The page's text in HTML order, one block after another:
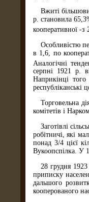
Вжиті
р. становила
кооперативної -з
Особливістю
в 1,6, по
Аналогічні
серпні 1921 р.
Наприкінці
республіканські
Торговельна
комітетів і
Заготівлі
робітничі, які
понад 3/4 цієї
Вукоопспілка. У
28 грудня
приписку
дальшого
кооперованого